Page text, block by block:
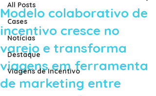
All Posts
Cases
Notícias
Destaque
Viagens de Incentivo
Modelo colaborativo de
incentivo cresce no
varejo e transforma
viagens em ferramenta
de marketing entre